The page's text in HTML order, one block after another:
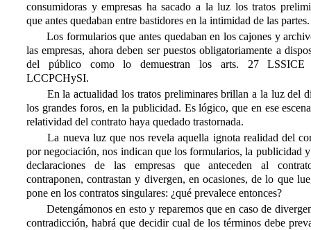
consumidoras y empresas ha sacado a la luz los tratos
que antes quedaban entre bastidores en la intimidad de las partes.
Los formularios que antes quedaban en los cajones y
las empresas, ahora deben ser puestos obligatoriamente a
del público como lo demuestran los arts. 27
LCCPCHySI.
En la actualidad los tratos preliminares brillan a la luz del
los grandes foros, en la publicidad. Es lógico, que en ese
relatividad del contrato haya quedado trastornada.
La nueva luz que nos revela aquella ignota realidad del
por negociación, nos indican que los formularios, la publicidad
declaraciones de las empresas que anteceden al
contraponen, contrastan y divergen, en ocasiones, de lo que
pone en los contratos singulares: ¿qué prevalece entonces?
Detengámonos en esto y reparemos que en caso de
contradicción, habrá que decidir cual de los términos debe